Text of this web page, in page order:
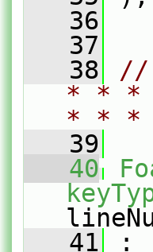
   36
   37
   38
//
* * *
* *
   39
   40
   41
: